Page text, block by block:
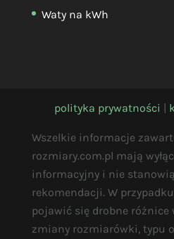
Waty na kWh
polityka prywatności
Wszelkie informacje
rozmiary.com.pl mają
informacyjny i nie
rekomendacji. W
pojawić się drobne różnice
zmiany rozmiarówki, typu